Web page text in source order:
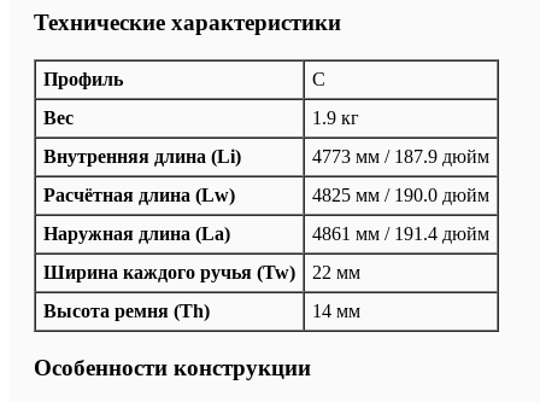
Технические характеристики
Профиль
C
Вес
1.9 кг
Внутренняя длина (Li)
4773 мм / 187.9 дюйм
Расчётная длина (Lw)
4825 мм / 190.0 дюйм
Наружная длина (La)
4861 мм / 191.4 дюйм
Ширина каждого ручья (Tw)
22 мм
Высота ремня (Th)
14 мм
Особенности конструкции